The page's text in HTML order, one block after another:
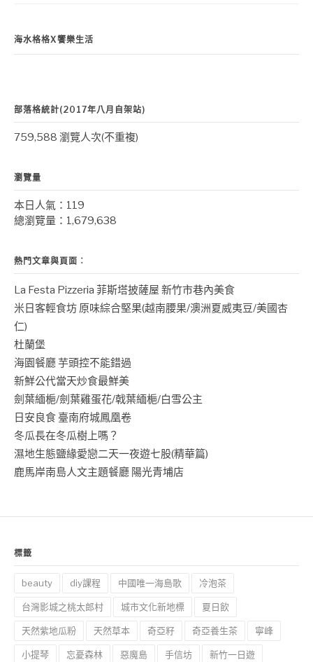
海水格格X饗樂生活
部落格統計(2017年八月自架站)
759,588 瀏覽人次(不重複)
瀏覽量
本日人氣：119
總瀏覽量：1,679,638
熱門文章與頁面︰
La Festa Pizzeria 菲斯塔披薩屋 新竹市巷內美食
米日客輕食坊 原味綜合堅果(越南腰果/澳洲夏威夷豆/美國杏
仁)
杜蘭堡
海園餐廳 芋頭控不能錯過
新鮮公代當天炒食最鮮美
劍葉緬梔/劍葉雞蛋花/戟葉緬梔/白雪公主
日安良食 臺南府城鳳凰卷
冬瓜長在冬瓜樹上嗎？
濕地生態鹽緣愛戀二天一夜遊七股(精華篇)
鹿馬岸南島人文主題餐廳 陽光青埔店
標籤
beauty diy課程 中國唯一海島歌 冷泡茶
台灣影城之桃太郎村 城市文化新地標 夏日飲
天然紫地瓜粉 天然草本 奇亞籽 奇亞養生茶 寧峰
小提琴 忘憂森林 惡魔島 手信坊 新竹一日遊